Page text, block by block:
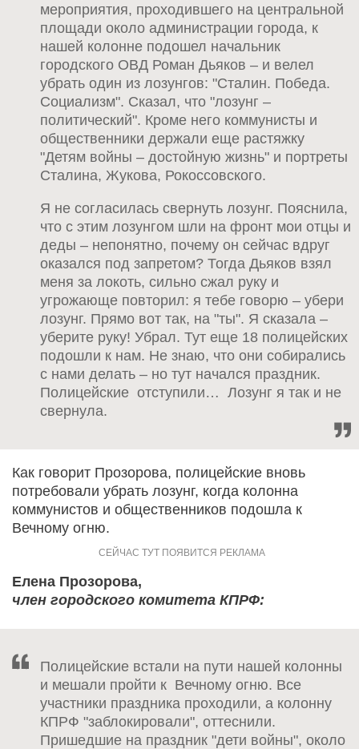
мероприятия, проходившего на центральной
площади около администрации города, к
нашей колонне подошел начальник
городского ОВД Роман Дьяков – и велел
убрать один из лозунгов: "Сталин. Победа.
Социализм". Сказал, что "лозунг –
политический". Кроме него коммунисты и
общественники держали еще растяжку
"Детям войны – достойную жизнь" и портреты
Сталина, Жукова, Рокоссовского.
Я не согласилась свернуть лозунг. Пояснила,
что с этим лозунгом шли на фронт мои отцы и
деды – непонятно, почему он сейчас вдруг
оказался под запретом? Тогда Дьяков взял
меня за локоть, сильно сжал руку и
угрожающе повторил: я тебе говорю – убери
лозунг. Прямо вот так, на "ты". Я сказала –
уберите руку! Убрал. Тут еще 18 полицейских
подошли к нам. Не знаю, что они собирались
с нами делать – но тут начался праздник.
Полицейские отступили… Лозунг я так и не
свернула.
Как говорит Прозорова, полицейские вновь
потребовали убрать лозунг, когда колонна
коммунистов и общественников подошла к
Вечному огню.
Елена Прозорова,
член городского комитета КПРФ:
Полицейские встали на пути нашей колонны
и мешали пройти к Вечному огню. Все
участники праздника проходили, а колонну
КПРФ "заблокировали", оттеснили.
Пришедшие на праздник "дети войны", около